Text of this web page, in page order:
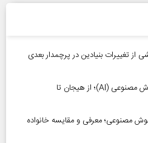
از تغییرات بنیادین در پرچمدار بعدی
رشد خیره‌کننده بازار توکن‌های هوش مصنوعی (AI)؛ از هیجان تا
مصنوعی؛ معرفی و مقایسه خانواده